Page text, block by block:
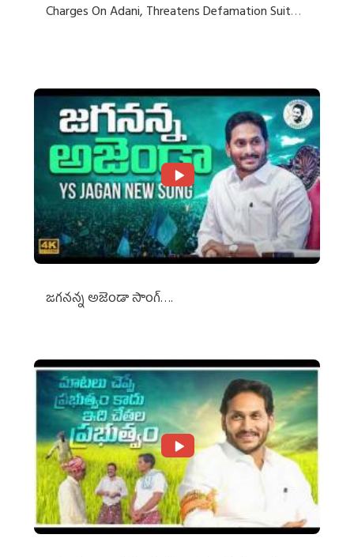
Charges On Adani, Threatens Defamation Suit
జగనన్న అజెండా సాంగ్….